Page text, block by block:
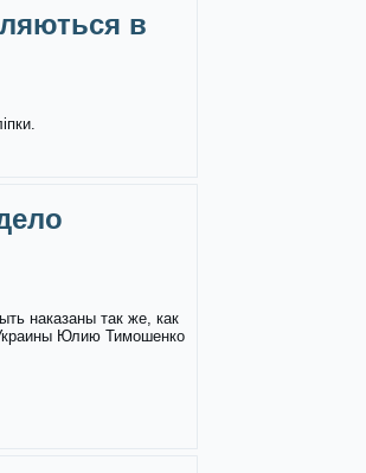
в
наказаны так же, как
Юлию Тимошенко